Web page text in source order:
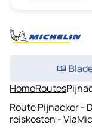
HomeRoutes
Route Pijnacker -
reiskosten -